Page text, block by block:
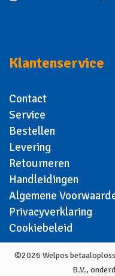
Klantenservice
Contact
Service
Bestellen
Levering
Retourneren
Handleidingen
Algemene
Privacyverklaring
Cookiebeleid
©2026 Welpos
B.V.,